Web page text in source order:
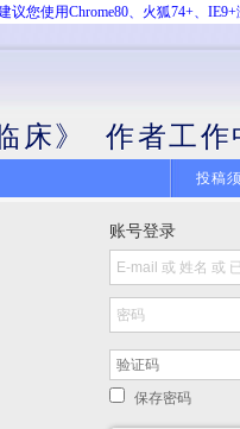
议您使用Chrome80、火狐74+、
床》 作者工作
投稿
账号登录
保存密码